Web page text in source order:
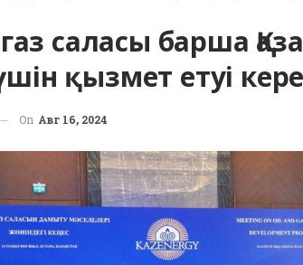
саласы барша
үшін қызмет етуі
On Авг 16, 2024